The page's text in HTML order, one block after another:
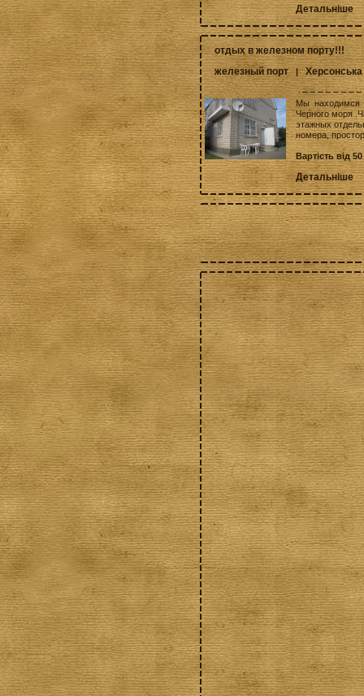
Детальніше
отдых в железном порту!!!
железный порт
|
Мы находимся
Черного моря
этажных
номера,
Вартість від
Детальніше